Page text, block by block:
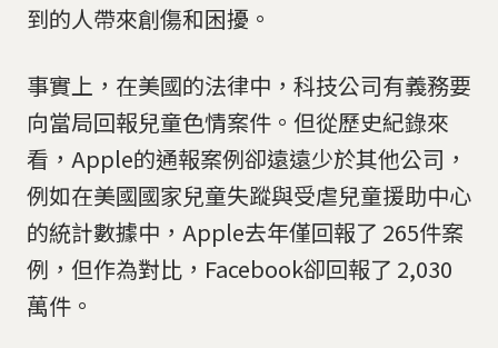
到的人帶來創傷和困擾。
事實上，在美國的法律中，科技公司有義務要
向當局回報兒童色情案件。但從歷史紀錄來
看，Apple的通報案例卻遠遠少於其他公司，
例如在美國國家兒童失蹤與受虐兒童援助中心
的統計數據中，Apple去年僅回報了 265件案
例，但作為對比，Facebook卻回報了 2,030
萬件。